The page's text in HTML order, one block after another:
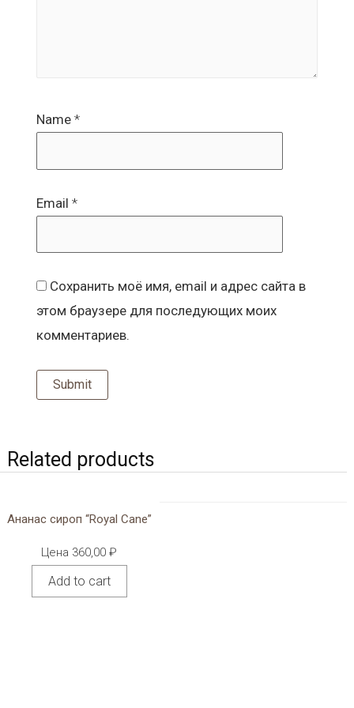
Name *
Email *
Сохранить моё имя, email и адрес сайта в
этом браузере для последующих моих
комментариев.
Related products
Ананас сироп “Royal Cane”
Цена 360,00₽
Add to cart